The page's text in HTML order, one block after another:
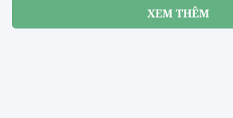
XEM THÊM